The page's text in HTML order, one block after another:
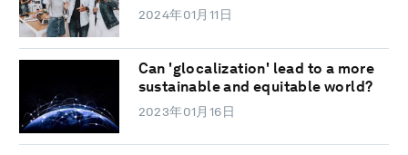
2024年01月11日
Can 'glocalization' lead to a more
sustainable and equitable world?
2023年01月16日